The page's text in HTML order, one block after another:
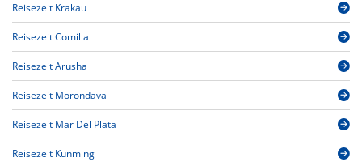
Reisezeit Krakau
Reisezeit Comilla
Reisezeit Arusha
Reisezeit Morondava
Reisezeit Mar Del Plata
Reisezeit Kunming